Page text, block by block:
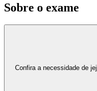
Sobre o exame
Confira a necessidade de